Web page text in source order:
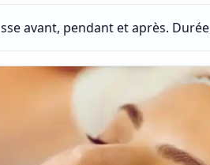
avant, pendant et après.